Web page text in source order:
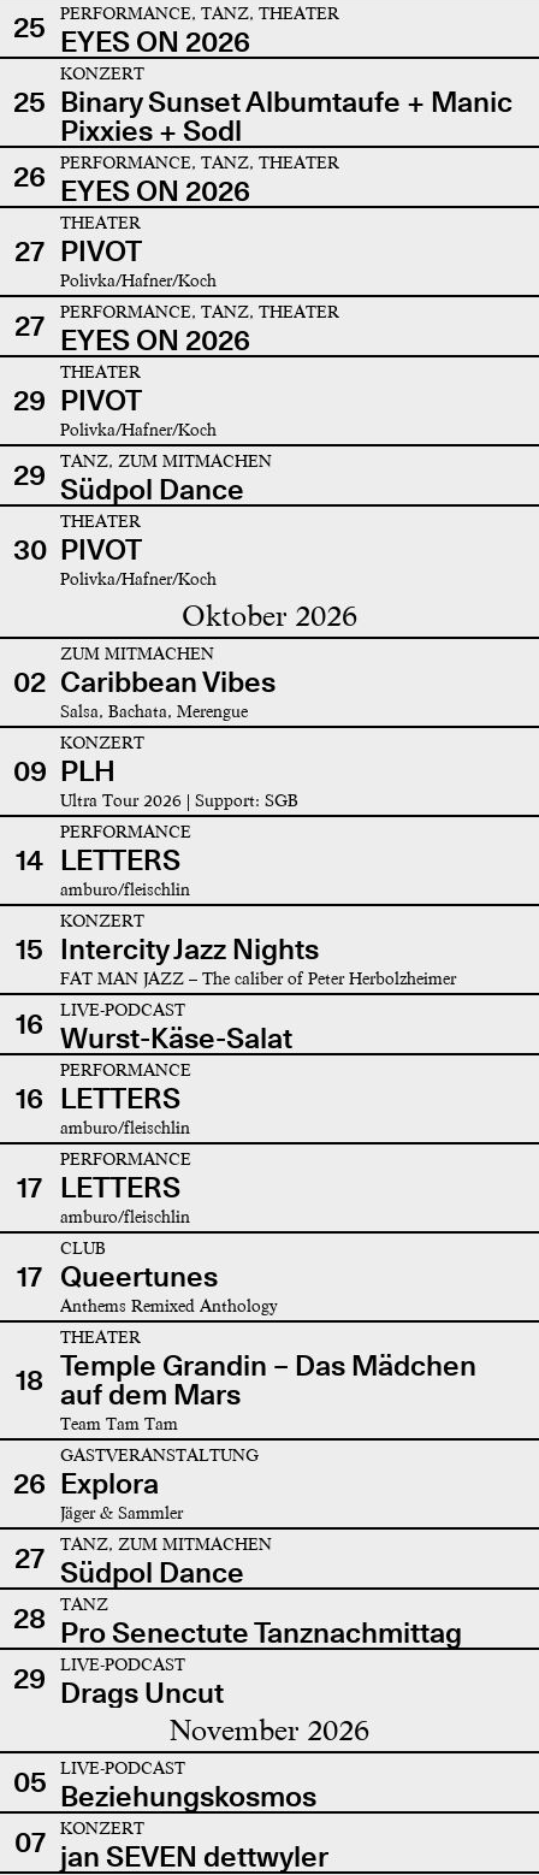
25 PERFORMANCE, TANZ, THEATER
EYES ON 2026
25
KONZERT
Binary Sunset Albumtaufe + Manic
Pixxies + Sodl
26
PERFORMANCE, TANZ, THEATER
EYES ON 2026
27
THEATER
PIVOT
Polivka/Hafner/Koch
27 PERFORMANCE, TANZ, THEATER
EYES ON 2026
29
THEATER
PIVOT
Polivka/Hafner/Koch
29 TANZ, ZUM MITMACHEN
Südpol Dance
30
THEATER
PIVOT
Polivka/Hafner/Koch
Oktober 2026
02
ZUM MITMACHEN
Caribbean Vibes
Salsa, Bachata, Merengue
09
KONZERT
PLH
Ultra Tour 2026 | Support: SGB
14
PERFORMANCE
LETTERS
amburo/fleischlin
15
KONZERT
Intercity Jazz Nights
FAT MAN JAZZ – The caliber of Peter Herbolzheimer
16 LIVE-PODCAST
Wurst-Käse-Salat
16
PERFORMANCE
LETTERS
amburo/fleischlin
17
PERFORMANCE
LETTERS
amburo/fleischlin
17
CLUB
Queertunes
Anthems Remixed Anthology
18
THEATER
Temple Grandin – Das Mädchen
auf dem Mars
Team Tam Tam
26
GASTVERANSTALTUNG
Explora
Jäger & Sammler
27 TANZ, ZUM MITMACHEN
Südpol Dance
28
TANZ
Pro Senectute Tanznachmittag
29
LIVE-PODCAST
Drags Uncut
November 2026
05 LIVE-PODCAST
Beziehungskosmos
07
KONZERT
jan SEVEN dettwyler